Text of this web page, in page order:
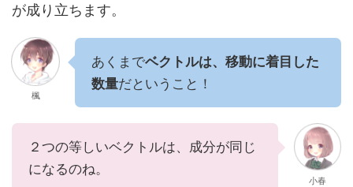
が成り立ちます。
楓
あくまでベクトルは、移動に着目した
数量だということ！
２つの等しいベクトルは、成分が同じ
になるのね。
小春